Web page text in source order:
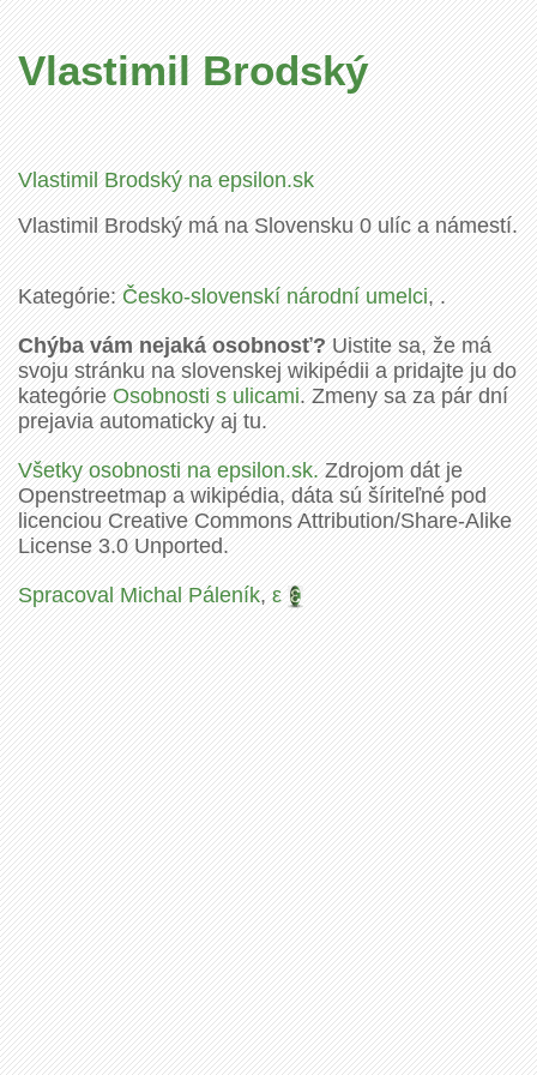
Vlastimil Brodský
Vlastimil Brodský na epsilon.sk
Vlastimil Brodský má na Slovensku 0 ulíc a námestí.
Kategórie:Česko-slovenskí národní umelci, .
Chýba vám nejaká osobnosť?Uistite sa, že má
svoju stránku na slovenskej wikipédii a pridajte ju do
kategórieOsobnosti s ulicami. Zmeny sa za pár dní
prejavia automaticky aj tu.
Všetky osobnosti na epsilon.sk.Zdrojom dát je
Openstreetmap a wikipédia, dáta sú šíriteľné pod
licenciou Creative Commons Attribution/Share-Alike
License 3.0 Unported.
Spracoval Michal Páleník,ε